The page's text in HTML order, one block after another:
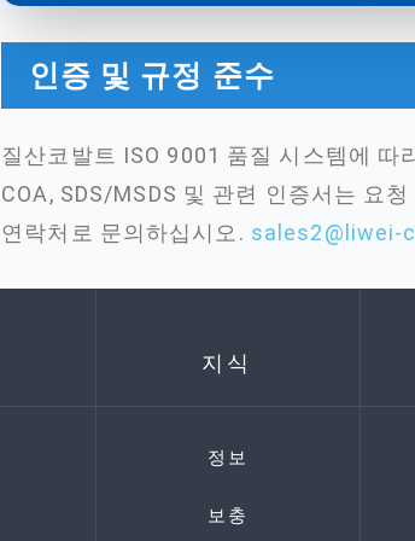
인증 및 규정 준수
질산코발트 ISO 9001 품질 시스템에 따
COA, SDS/MSDS 및 관련 인증서는 요
연락처로 문의하십시오. sales2@liwei-
지식
정보
보충